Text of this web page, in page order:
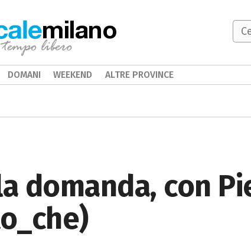
domanda, con
milano
DOMANI WEEKEND ALTRE PROVINCE